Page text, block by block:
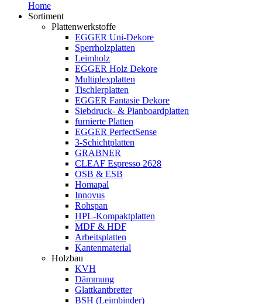
Home
Sortiment
Plattenwerkstoffe
EGGER Uni-Dekore
Sperrholzplatten
Leimholz
EGGER Holz Dekore
Multiplexplatten
Tischlerplatten
EGGER Fantasie Dekore
Siebdruck- & Planboardplatten
furnierte Platten
EGGER PerfectSense
3-Schichtplatten
GRABNER
CLEAF Espresso 2628
OSB & ESB
Homapal
Innovus
Rohspan
HPL-Kompaktplatten
MDF & HDF
Arbeitsplatten
Kantenmaterial
Holzbau
KVH
Dämmung
Glattkantbretter
BSH (Leimbinder)